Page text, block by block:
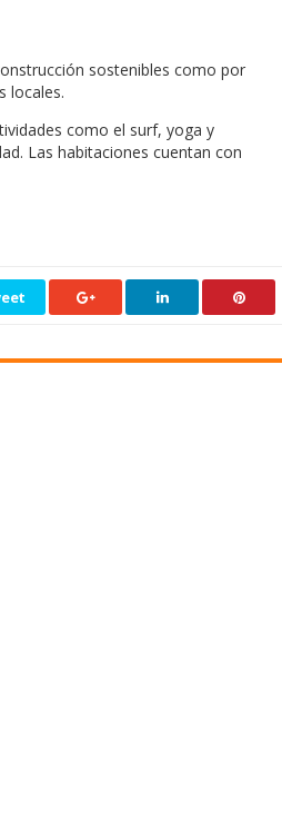
sostenibles como por
locales.
como el surf, yoga y
Las habitaciones cuentan con